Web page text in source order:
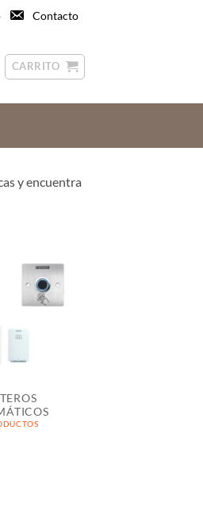
Contacto
CARRITO
y encuentra